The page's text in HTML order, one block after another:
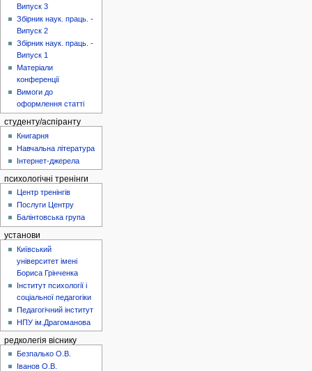
Випуск 3
Збірник наук. праць. -
Випуск 2
Збірник наук. праць. -
Випуск 1
Матеріали
конференції
Вимоги до
оформлення статті
студенту/аспіранту
Книгарня
Навчальна література
Інтернет-джерела
психологічні тренінги
Центр тренінгів
Послуги Центру
Балінтовська група
установи
Київський
університет імені
Бориса Грінченка
Інститут психології і
соціальної педагогіки
Педагогічний інститут
НПУ ім.Драгоманова
редколегія віснику
Безпалько О.В.
Іванов О.В.